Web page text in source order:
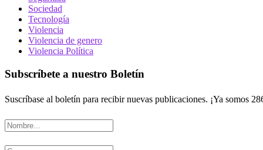
Sociedad
Tecnología
Violencia
Violencia de genero
Violencia Política
Subscríbete a nuestro Boletín
Suscríbase al boletín para recibir nuevas publicaciones. ¡Ya somos